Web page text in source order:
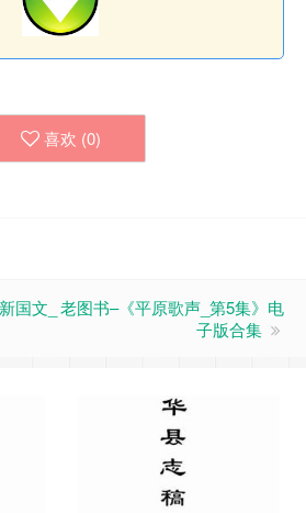
喜欢 (0)
国文_ 老图书–《平原歌声_第5集》电
子版合集